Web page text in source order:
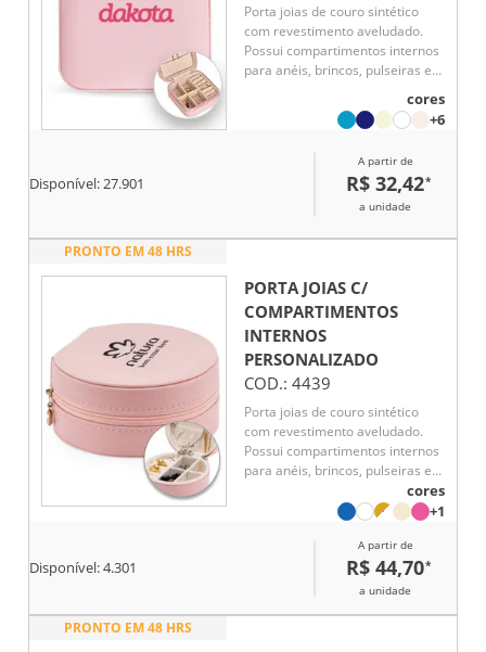
Porta joias de couro sintético
com revestimento aveludado.
Possui compartimentos internos
para anéis, brincos, pulseiras e
cores
+6
Disponível:27.901
A partir de
R$ 32,42*
a unidade
PRONTO EM 48 HRS
PORTA JOIAS C/
COMPARTIMENTOS
INTERNOS
PERSONALIZADO
COD.: 4439
Porta joias de couro sintético
com revestimento aveludado.
Possui compartimentos internos
para anéis, brincos, pulseiras e
cores
+1
Disponível:4.301
A partir de
R$ 44,70*
a unidade
PRONTO EM 48 HRS